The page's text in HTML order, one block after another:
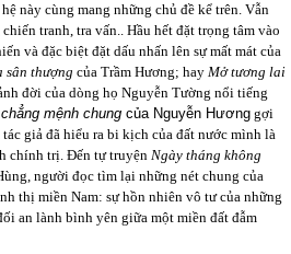
này cùng mang những chủ đề kể trên. Vẫn
tranh, tra vấn.. Hầu hết đặt trọng tâm vào
và đặc biệt đặt dấu nhấn lên sự mất mát của
sân thượng của Trầm Hương; hay Mở tương lai
đời của dòng họ Nguyễn Tường nổi tiếng
mệnh chung của Nguyễn Hương gợi
giả đã hiểu ra bi kịch của đất nước mình là
chính trị. Đến tự truyện Ngày tháng không
người đọc tìm lại những nét chung của
thị miền Nam: sự hồn nhiên vô tư của những
an lành bình yên giữa một miền đất đẫm